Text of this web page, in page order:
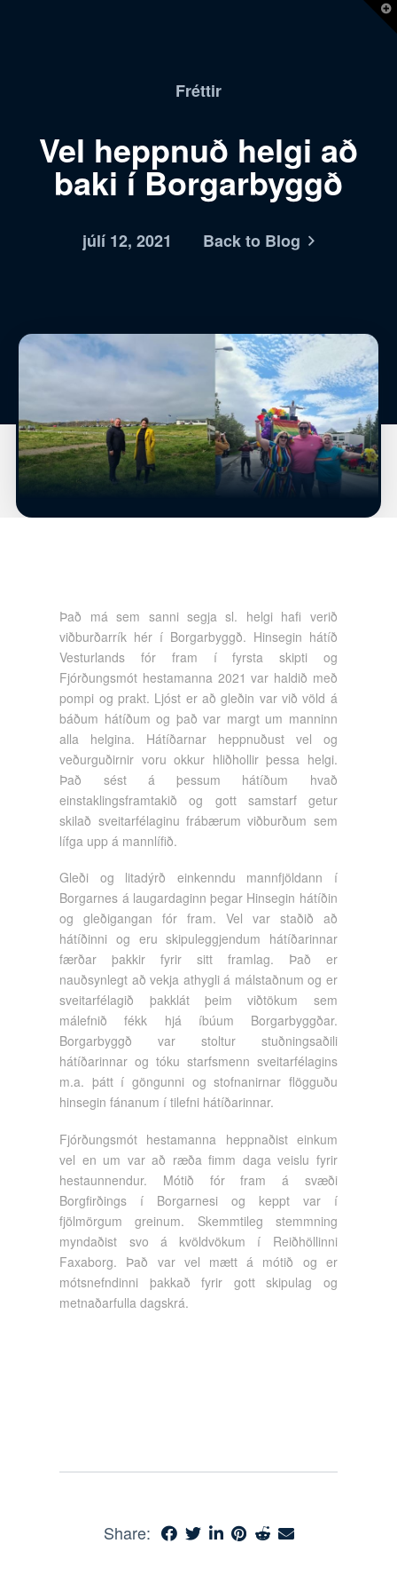
Fréttir
Vel heppnuð helgi að
baki í Borgarbyggð
júlí 12, 2021 Back to Blog
Það má sem sanni segja sl. helgi hafi verið
viðburðarrík hér í Borgarbyggð. Hinsegin hátíð
Vesturlands fór fram í fyrsta skipti og
Fjórðungsmót hestamanna 2021 var haldið með
pompi og prakt. Ljóst er að gleðin var við völd á
báðum hátíðum og það var margt um manninn
alla helgina. Hátíðarnar heppnuðust vel og
veðurguðirnir voru okkur hliðhollir þessa helgi.
Það sést á þessum hátíðum hvað
einstaklingsframtakið og gott samstarf getur
skilað sveitarfélaginu frábærum viðburðum sem
lífga upp á mannlífið.
Gleði og litadýrð einkenndu mannfjöldann í
Borgarnes á laugardaginn þegar Hinsegin hátíðin
og gleðigangan fór fram. Vel var staðið að
hátíðinni og eru skipuleggjendum hátíðarinnar
færðar þakkir fyrir sitt framlag. Það er
nauðsynlegt að vekja athygli á málstaðnum og er
sveitarfélagið þakklát þeim viðtökum sem
málefnið fékk hjá íbúum Borgarbyggðar.
Borgarbyggð var stoltur stuðningsaðili
hátíðarinnar og tóku starfsmenn sveitarfélagins
m.a. þátt í göngunni og stofnanirnar flögguðu
hinsegin fánanum í tilefni hátíðarinnar.
Fjórðungsmót hestamanna heppnaðist einkum
vel en um var að ræða fimm daga veislu fyrir
hestaunnendur. Mótið fór fram á svæði
Borgfirðings í Borgarnesi og keppt var í
fjölmörgum greinum. Skemmtileg stemmning
myndaðist svo á kvöldvökum í Reiðhöllinni
Faxaborg. Það var vel mætt á mótið og er
mótsnefndinni þakkað fyrir gott skipulag og
metnaðarfulla dagskrá.
Share: